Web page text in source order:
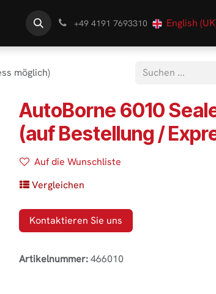
+49 4191 7693310 English
möglich)
AutoBorne 6010
(auf Bestellung /
Auf die Wunschliste
Vergleichen
Kontaktieren Sie uns
Artikelnummer:466010